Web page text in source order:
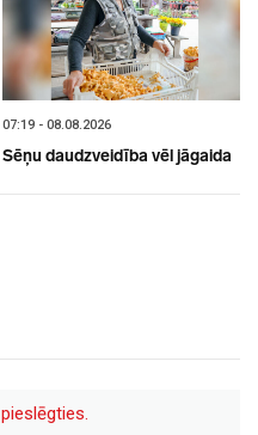
07:19 - 08.08.2026
Sēņu daudzveidība vēl jāgaida
pieslēgties.